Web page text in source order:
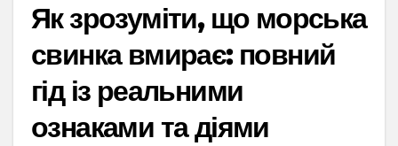
Як зрозуміти, що морська
свинка вмирає: повний
гід із реальними
ознаками та діями